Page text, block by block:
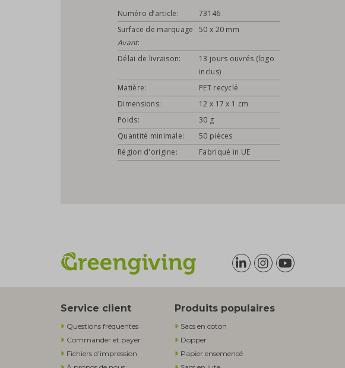
Numéro d’article:
73146
Surface de marquage
Avant:
50 x 20 mm
Délai de livraison:
13 jours ouvrés (logo
inclus)
Matière:
PET recyclé
Dimensions:
12 x 17 x 1 cm
Poids:
30 g
Quantité minimale:
50 pièces
Région d'origine:
Fabriqué in UE
Service client
Questions fréquentes
Commander et payer
Fichiers d’impression
Produits populaires
Sacs en coton
Dopper
Papier ensemencé